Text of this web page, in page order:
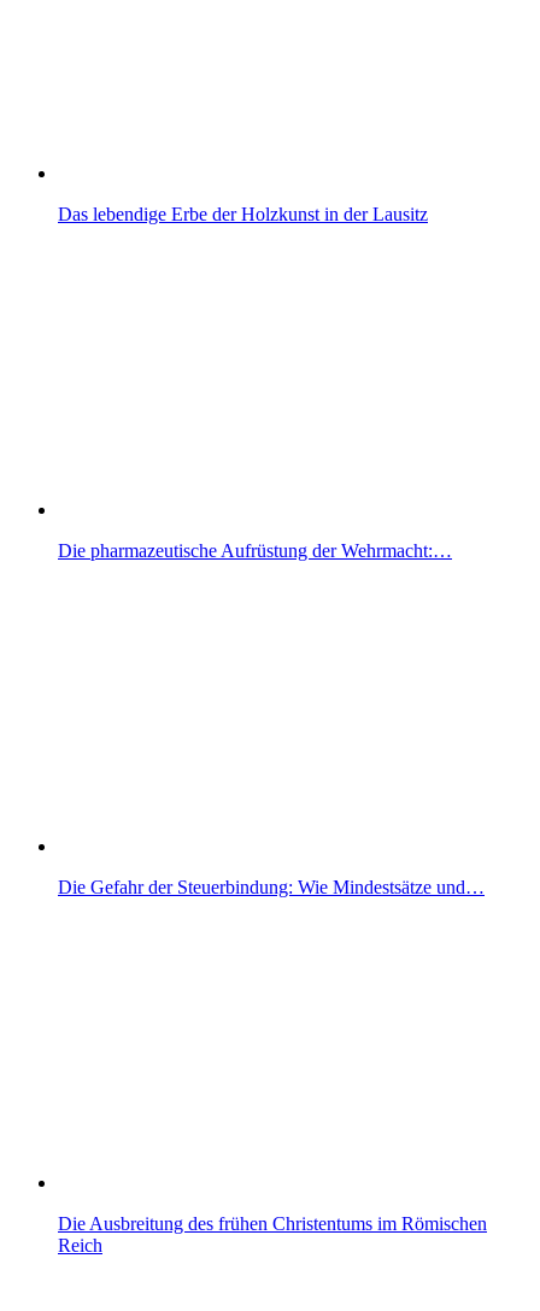
Das lebendige Erbe der Holzkunst in der Lausitz
Die pharmazeutische Aufrüstung der Wehrmacht:…
Die Gefahr der Steuerbindung: Wie Mindestsätze und…
Die Ausbreitung des frühen Christentums im Römischen
Reich